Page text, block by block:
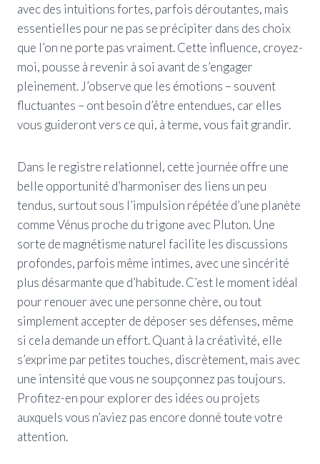
avec des intuitions fortes, parfois déroutantes, mais
essentielles pour ne pas se précipiter dans des choix
que l’on ne porte pas vraiment. Cette influence, croyez-
moi, pousse à revenir à soi avant de s’engager
pleinement. J’observe que les émotions – souvent
fluctuantes – ont besoin d’être entendues, car elles
vous guideront vers ce qui, à terme, vous fait grandir.
Dans le registre relationnel, cette journée offre une
belle opportunité d’harmoniser des liens un peu
tendus, surtout sous l’impulsion répé­tée d’une planète
comme Vénus proche du trigone avec Pluton. Une
sorte de magnétisme naturel facilite les discussions
profondes, parfois même intimes, avec une sincérité
plus désarmante que d’habitude. C’est le moment idéal
pour renouer avec une personne chère, ou tout
simplement accepter de déposer ses défenses, même
si cela demande un effort. Quant à la créativité, elle
s’exprime par petites touches, discrètement, mais avec
une intensité que vous ne soupçonnez pas toujours.
Profitez-en pour explorer des idées ou projets
auxquels vous n’aviez pas encore donné toute votre
attention.